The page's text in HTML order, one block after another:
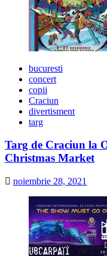
bucuresti
concert
copii
Craciun
divertisment
targ
Targ de Craciun la
Christmas Market
noiembrie 28, 2021